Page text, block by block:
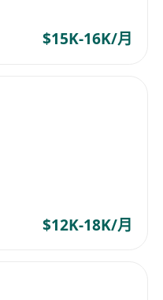
$15K-16K/月
$12K-18K/月